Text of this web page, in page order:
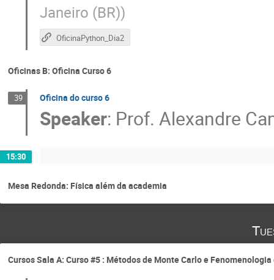
Janeiro (BR))
OficinaPython_Dia2
Oficinas B: Oficina Curso 6
39 Oficina do curso 6
Speaker: Prof. Alexandre
15:30
Mesa Redonda: Física além da academia
Cursos Sala A: Curso #5 : Métodos de Monte Carlo e